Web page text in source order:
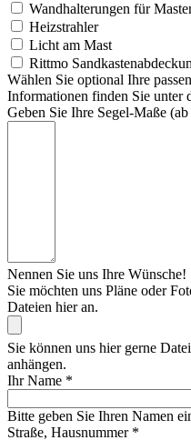
Wandhalterungen für
Heizstrahler
Licht am Mast
Rittmo
Wählen Sie optional Ihre
Informationen finden Sie unter
Geben Sie Ihre Segel-Maße
Nennen Sie uns Ihre Wünsche!
Sie möchten uns Pläne oder
Dateien hier an.
Sie können uns hier gerne
anhängen.
Ihr Name *
Bitte geben Sie Ihren Namen
Straße, Hausnummer *